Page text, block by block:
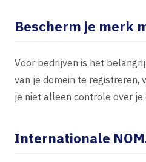
Bescherm je merk
Voor bedrijven is het
van je domein te registreren,
je niet alleen controle over
Internationale